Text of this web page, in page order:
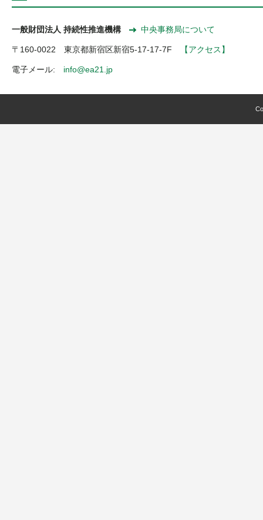
一般財団法人 持続性推進機構 中央事務局について
〒160-0022 東京都新宿区新宿5-17-17-7F 【アクセス】
電子メール: info@ea21.jp